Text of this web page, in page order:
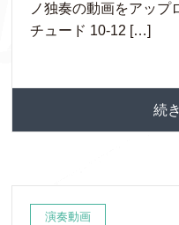
ノ独奏の動画をアップ
チュード 10-12 […]
続
演奏動画